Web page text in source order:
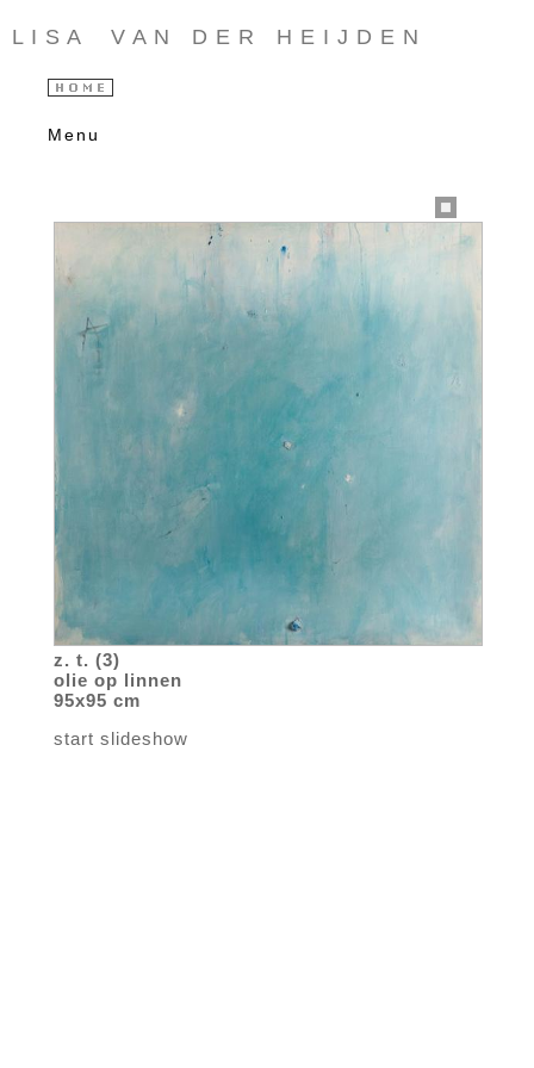
L I S A V A N D E R H E I J D E N
Menu
z. t. (3)
olie op linnen
95x95 cm
start slideshow